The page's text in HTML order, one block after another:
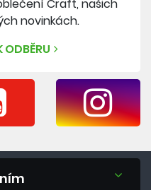
Craft, našich
novinkách.
ODBĚRU